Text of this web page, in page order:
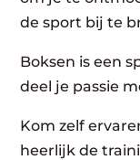
de sport bij te
Boksen is een
deel je passie
Kom zelf
heerlijk de